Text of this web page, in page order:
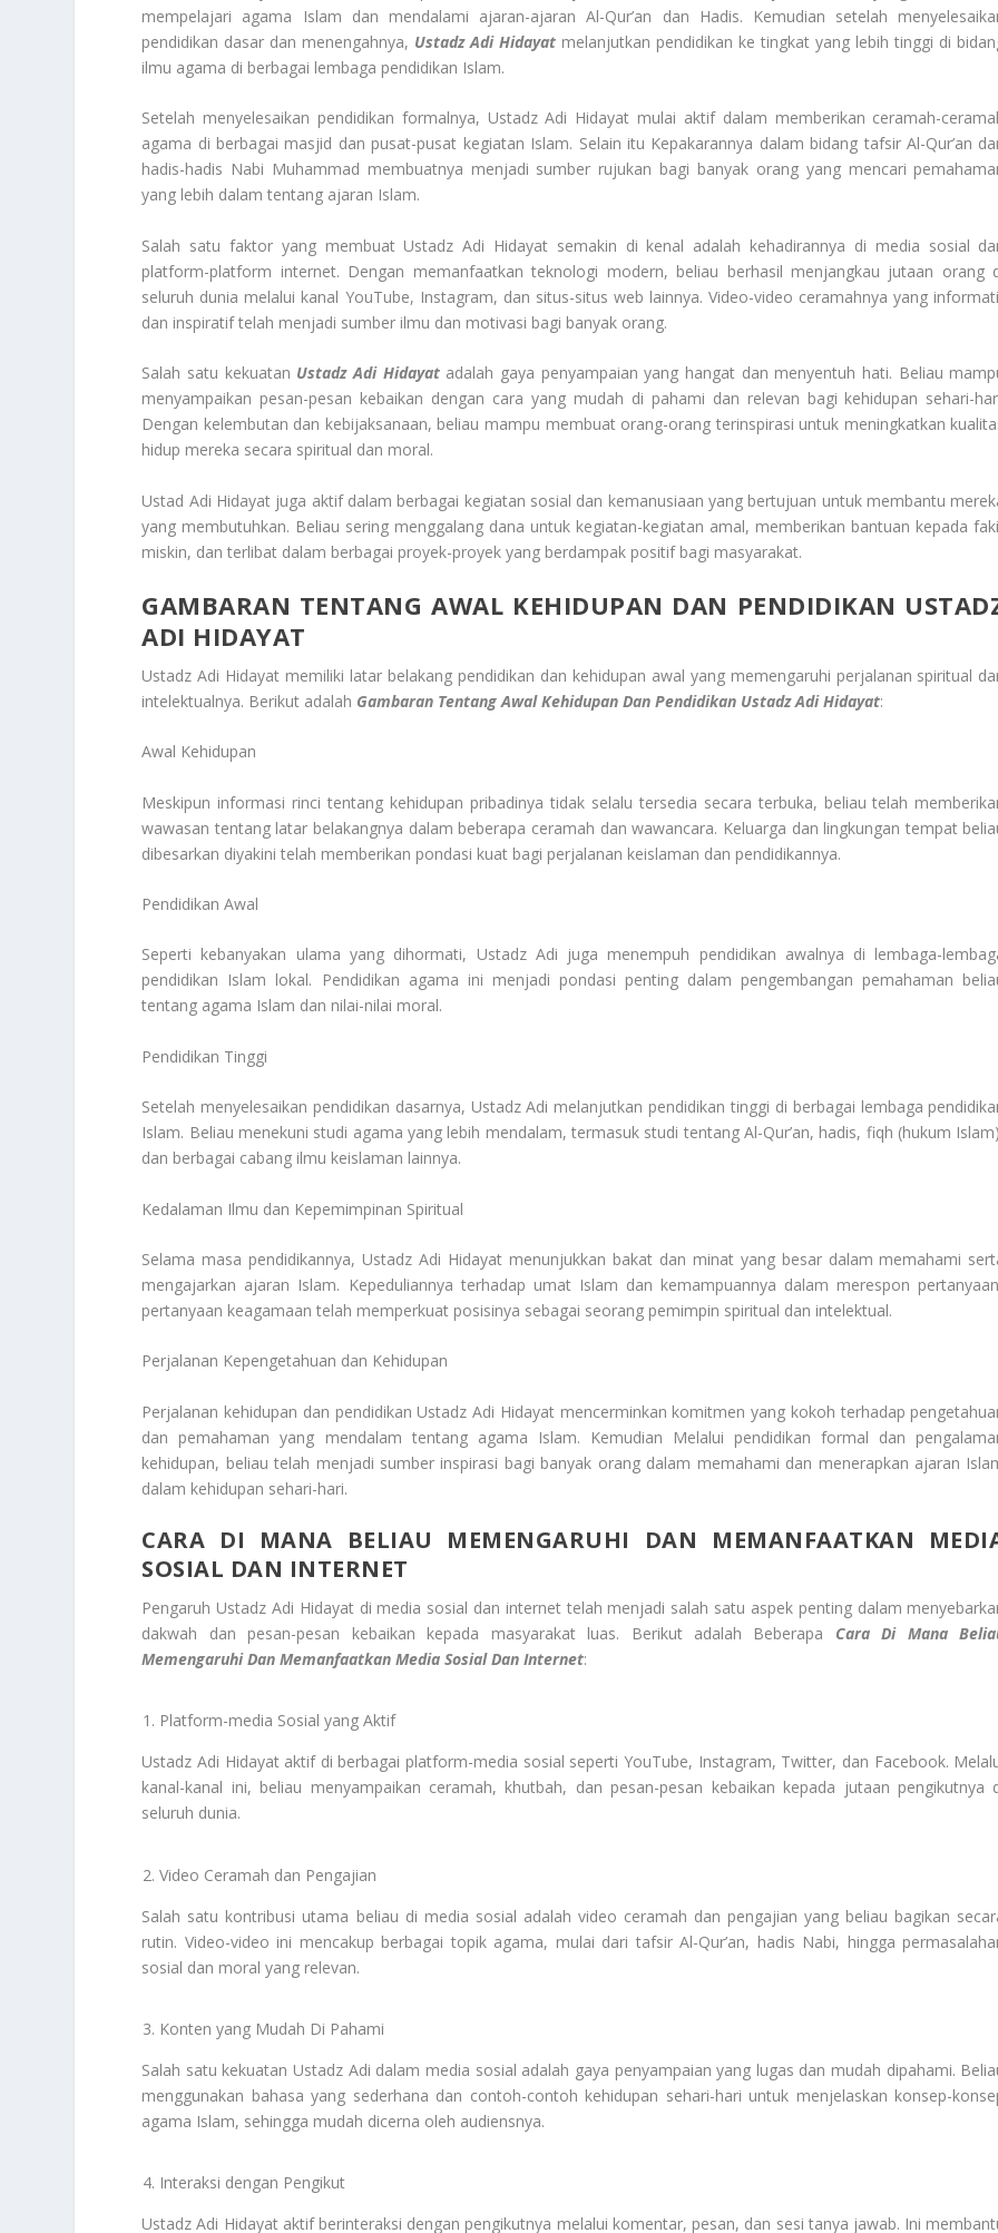
mempelajari agama Islam dan mendalami ajaran-ajaran Al-Qur’an dan Hadis. Kemudian setelah
pendidikan dasar dan menengahnya, Ustadz Adi Hidayat melanjutkan pendidikan ke tingkat yang lebih tinggi di
ilmu agama di berbagai lembaga pendidikan Islam.
Setelah menyelesaikan pendidikan formalnya, Ustadz Adi Hidayat mulai aktif dalam memberikan ceramah-
agama di berbagai masjid dan pusat-pusat kegiatan Islam. Selain itu Kepakarannya dalam bidang tafsir Al-Qur’an
hadis-hadis Nabi Muhammad membuatnya menjadi sumber rujukan bagi banyak orang yang mencari
yang lebih dalam tentang ajaran Islam.
Salah satu faktor yang membuat Ustadz Adi Hidayat semakin di kenal adalah kehadirannya di media sosial
platform-platform internet. Dengan memanfaatkan teknologi modern, beliau berhasil menjangkau jutaan orang
seluruh dunia melalui kanal YouTube, Instagram, dan situs-situs web lainnya. Video-video ceramahnya yang
dan inspiratif telah menjadi sumber ilmu dan motivasi bagi banyak orang.
Salah satu kekuatan Ustadz Adi Hidayatadalah gaya penyampaian yang hangat dan menyentuh hati. Beliau
menyampaikan pesan-pesan kebaikan dengan cara yang mudah di pahami dan relevan bagi kehidupan sehari-
Dengan kelembutan dan kebijaksanaan, beliau mampu membuat orang-orang terinspirasi untuk meningkatkan
hidup mereka secara spiritual dan moral.
Ustad Adi Hidayat juga aktif dalam berbagai kegiatan sosial dan kemanusiaan yang bertujuan untuk membantu
yang membutuhkan. Beliau sering menggalang dana untuk kegiatan-kegiatan amal, memberikan bantuan kepada
miskin, dan terlibat dalam berbagai proyek-proyek yang berdampak positif bagi masyarakat.
GAMBARAN TENTANG AWAL KEHIDUPAN DAN PENDIDIKAN
ADI HIDAYAT
Ustadz Adi Hidayat memiliki latar belakang pendidikan dan kehidupan awal yang memengaruhi perjalanan spiritual
intelektualnya. Berikut adalah Gambaran Tentang Awal Kehidupan Dan Pendidikan Ustadz Adi Hidayat:
Awal Kehidupan
Meskipun informasi rinci tentang kehidupan pribadinya tidak selalu tersedia secara terbuka, beliau telah
wawasan tentang latar belakangnya dalam beberapa ceramah dan wawancara. Keluarga dan lingkungan tempat
dibesarkan diyakini telah memberikan pondasi kuat bagi perjalanan keislaman dan pendidikannya.
Pendidikan Awal
Seperti kebanyakan ulama yang dihormati, Ustadz Adi juga menempuh pendidikan awalnya di lembaga-
pendidikan Islam lokal. Pendidikan agama ini menjadi pondasi penting dalam pengembangan pemahaman
tentang agama Islam dan nilai-nilai moral.
Pendidikan Tinggi
Setelah menyelesaikan pendidikan dasarnya, Ustadz Adi melanjutkan pendidikan tinggi di berbagai lembaga
Islam. Beliau menekuni studi agama yang lebih mendalam, termasuk studi tentang Al-Qur’an, hadis, fiqh (hukum
dan berbagai cabang ilmu keislaman lainnya.
Kedalaman Ilmu dan Kepemimpinan Spiritual
Selama masa pendidikannya, Ustadz Adi Hidayat menunjukkan bakat dan minat yang besar dalam memahami
mengajarkan ajaran Islam. Kepeduliannya terhadap umat Islam dan kemampuannya dalam merespon
pertanyaan keagamaan telah memperkuat posisinya sebagai seorang pemimpin spiritual dan intelektual.
Perjalanan Kepengetahuan dan Kehidupan
Perjalanan kehidupan dan pendidikan Ustadz Adi Hidayat mencerminkan komitmen yang kokoh terhadap
dan pemahaman yang mendalam tentang agama Islam. Kemudian Melalui pendidikan formal dan
kehidupan, beliau telah menjadi sumber inspirasi bagi banyak orang dalam memahami dan menerapkan ajaran
dalam kehidupan sehari-hari.
CARA DI MANA BELIAU MEMENGARUHI DAN MEMANFAATKAN
SOSIAL DAN INTERNET
Pengaruh Ustadz Adi Hidayat di media sosial dan internet telah menjadi salah satu aspek penting dalam
dakwah dan pesan-pesan kebaikan kepada masyarakat luas. Berikut adalah Beberapa Cara Di Mana
Memengaruhi Dan Memanfaatkan Media Sosial Dan Internet:
Platform-media Sosial yang Aktif
Ustadz Adi Hidayat aktif di berbagai platform-media sosial seperti YouTube, Instagram, Twitter, dan Facebook.
kanal-kanal ini, beliau menyampaikan ceramah, khutbah, dan pesan-pesan kebaikan kepada jutaan pengikutnya
seluruh dunia.
Video Ceramah dan Pengajian
Salah satu kontribusi utama beliau di media sosial adalah video ceramah dan pengajian yang beliau bagikan
rutin. Video-video ini mencakup berbagai topik agama, mulai dari tafsir Al-Qur’an, hadis Nabi, hingga
sosial dan moral yang relevan.
Konten yang Mudah Di Pahami
Salah satu kekuatan Ustadz Adi dalam media sosial adalah gaya penyampaian yang lugas dan mudah dipahami.
menggunakan bahasa yang sederhana dan contoh-contoh kehidupan sehari-hari untuk menjelaskan konsep-
agama Islam, sehingga mudah dicerna oleh audiensnya.
Interaksi dengan Pengikut
Ustadz Adi Hidayat aktif berinteraksi dengan pengikutnya melalui komentar, pesan, dan sesi tanya jawab. Ini